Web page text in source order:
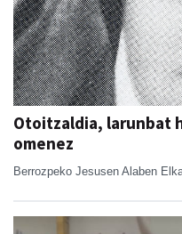
Otoitzaldia, larunbat
omenez
Berrozpeko Jesusen Alaben